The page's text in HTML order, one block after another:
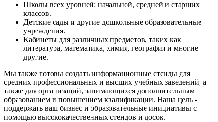
Школы всех уровней: начальной, средней и старших
классов.
Детские сады и другие дошкольные образовательные
учреждения.
Кабинеты для различных предметов, таких как
литература, математика, химия, география и многие
другие.
Мы также готовы создать информационные стенды для
средних профессиональных и высших учебных заведений, а
также для организаций, занимающихся дополнительным
образованием и повышением квалификации. Наша цель -
поддержать ваш бизнес и образовательные инициативы с
помощью высококачественных стендов и досок.